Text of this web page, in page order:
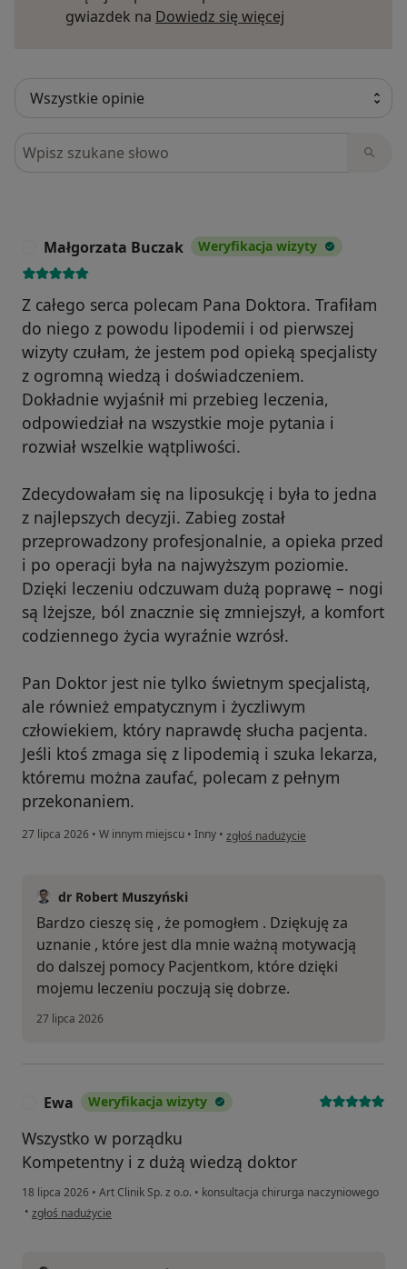
gwiazdek na Dowiedz się więcej
Szukaj w opiniach
Małgorzata Buczak Weryfikacja wizyty
Z całego serca polecam Pana Doktora. Trafiłam
do niego z powodu lipodemii i od pierwszej
wizyty czułam, że jestem pod opieką specjalisty
z ogromną wiedzą i doświadczeniem.
Dokładnie wyjaśnił mi przebieg leczenia,
odpowiedział na wszystkie moje pytania i
rozwiał wszelkie wątpliwości.
Zdecydowałam się na liposukcję i była to jedna
z najlepszych decyzji. Zabieg został
przeprowadzony profesjonalnie, a opieka przed
i po operacji była na najwyższym poziomie.
Dzięki leczeniu odczuwam dużą poprawę – nogi
są lżejsze, ból znacznie się zmniejszył, a komfort
codziennego życia wyraźnie wzrósł.
Pan Doktor jest nie tylko świetnym specjalistą,
ale również empatycznym i życzliwym
człowiekiem, który naprawdę słucha pacjenta.
Jeśli ktoś zmaga się z lipodemią i szuka lekarza,
któremu można zaufać, polecam z pełnym
przekonaniem.
27 lipca 2026 • W innym miejscu • Inny • w opinii użytkownika Małgorzata
zgłoś nadużycie
dr Robert Muszyński
Bardzo cieszę się , że pomogłem . Dziękuję za
uznanie , które jest dla mnie ważną motywacją
do dalszej pomocy Pacjentkom, które dzięki
mojemu leczeniu poczują się dobrze.
27 lipca 2026
Ewa Weryfikacja wizyty
Wszystko w porządku
Kompetentny i z dużą wiedzą doktor
18 lipca 2026 • Art Clinik Sp. z o.o. • konsultacja chirurga naczyniowego
• w opinii użytkownika Ewa
zgłoś nadużycie